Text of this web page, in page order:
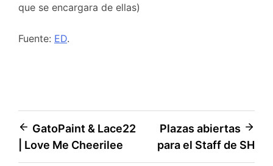
que se encargara de ellas)
Fuente: ED.
Navegación
de
GatoPaint & Lace22
| Love Me Cheerilee
Plazas abiertas
para el Staff de SH